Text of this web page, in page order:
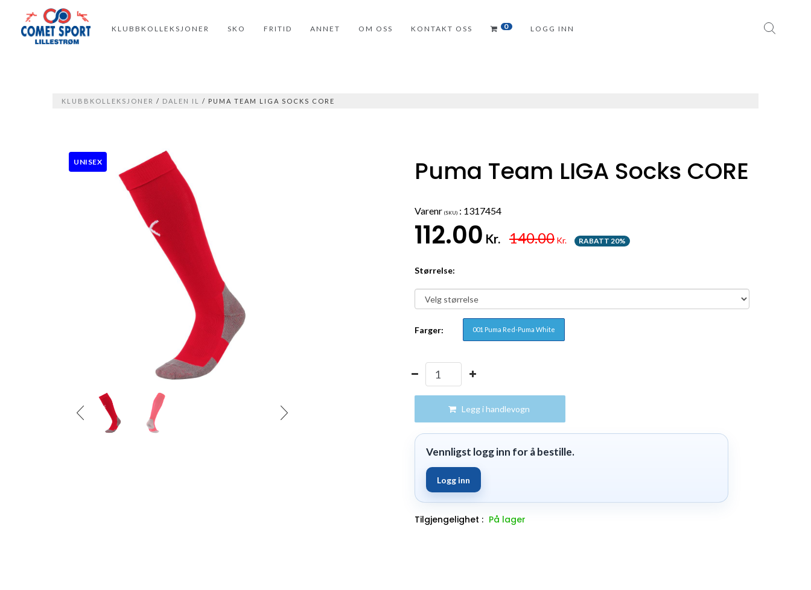
KLUBBKOLLEKSJONER SKO FRITID ANNET OM OSS KONTAKT OSS 0 LOGG INN
KLUBBKOLLEKSJONER / DALEN IL / PUMA TEAM LIGA SOCKS CORE
UNISEX Puma Team LIGA Socks CORE
Varenr (SKU) : 1317454
112.00 Kr. 140.00 Kr. RABATT 20%
Størrelse:
Farger: 001 Puma Red-Puma White
Legg i handlevogn
Vennligst logg inn for å bestille.
Logg inn
Tilgjengelighet : På lager